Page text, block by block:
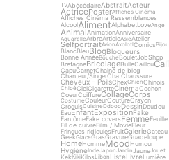
TVAbécédaireAbstraitActeur
ActricePosterAffiches Cinéma
Affiches Cinéma Ressemblances
Alcool AlimentAlphabetLoveAnge
AnimalAnimationAnniversaire
AquarelleArbreArticleAsieAtelier
SelfportraitAvionAxolotlComicsBijou
BlancBleuBlogBlogueurs
Bonne AnnéeBoucheBouletJobShop
BretagneBricolageBulleCaillouCali
CapuCarnetChaine de blog
Chanteur/SingerChatChaussure
Cheveux - PoilsChexChienChinois
ChloéCielCigaretteCinémaCochon
CoeurCoiffureCollageCorps
CostumeCouleurCoutureCrayon
CroquisCuisineDdoooDessinDoudou
EauEnfantExpositionFake
FantômeFake coversFemmeFeuille
Fil de cuivreFilm / MovieFleur
Fringues ridiculesFruitGalerieGateau
GeekGlaceGrasGravureGuadeloupe
HomeHommeMoodHumour
HygièneIndeJaponJardinJauneJouet
KekKikiKilosLibon ListeLivreLumière